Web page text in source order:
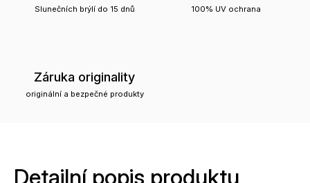
Slunečních brýlí do 15 dnů 100% UV ochrana
Záruka originality
originální a bezpečné produkty
Detailní popis produktu